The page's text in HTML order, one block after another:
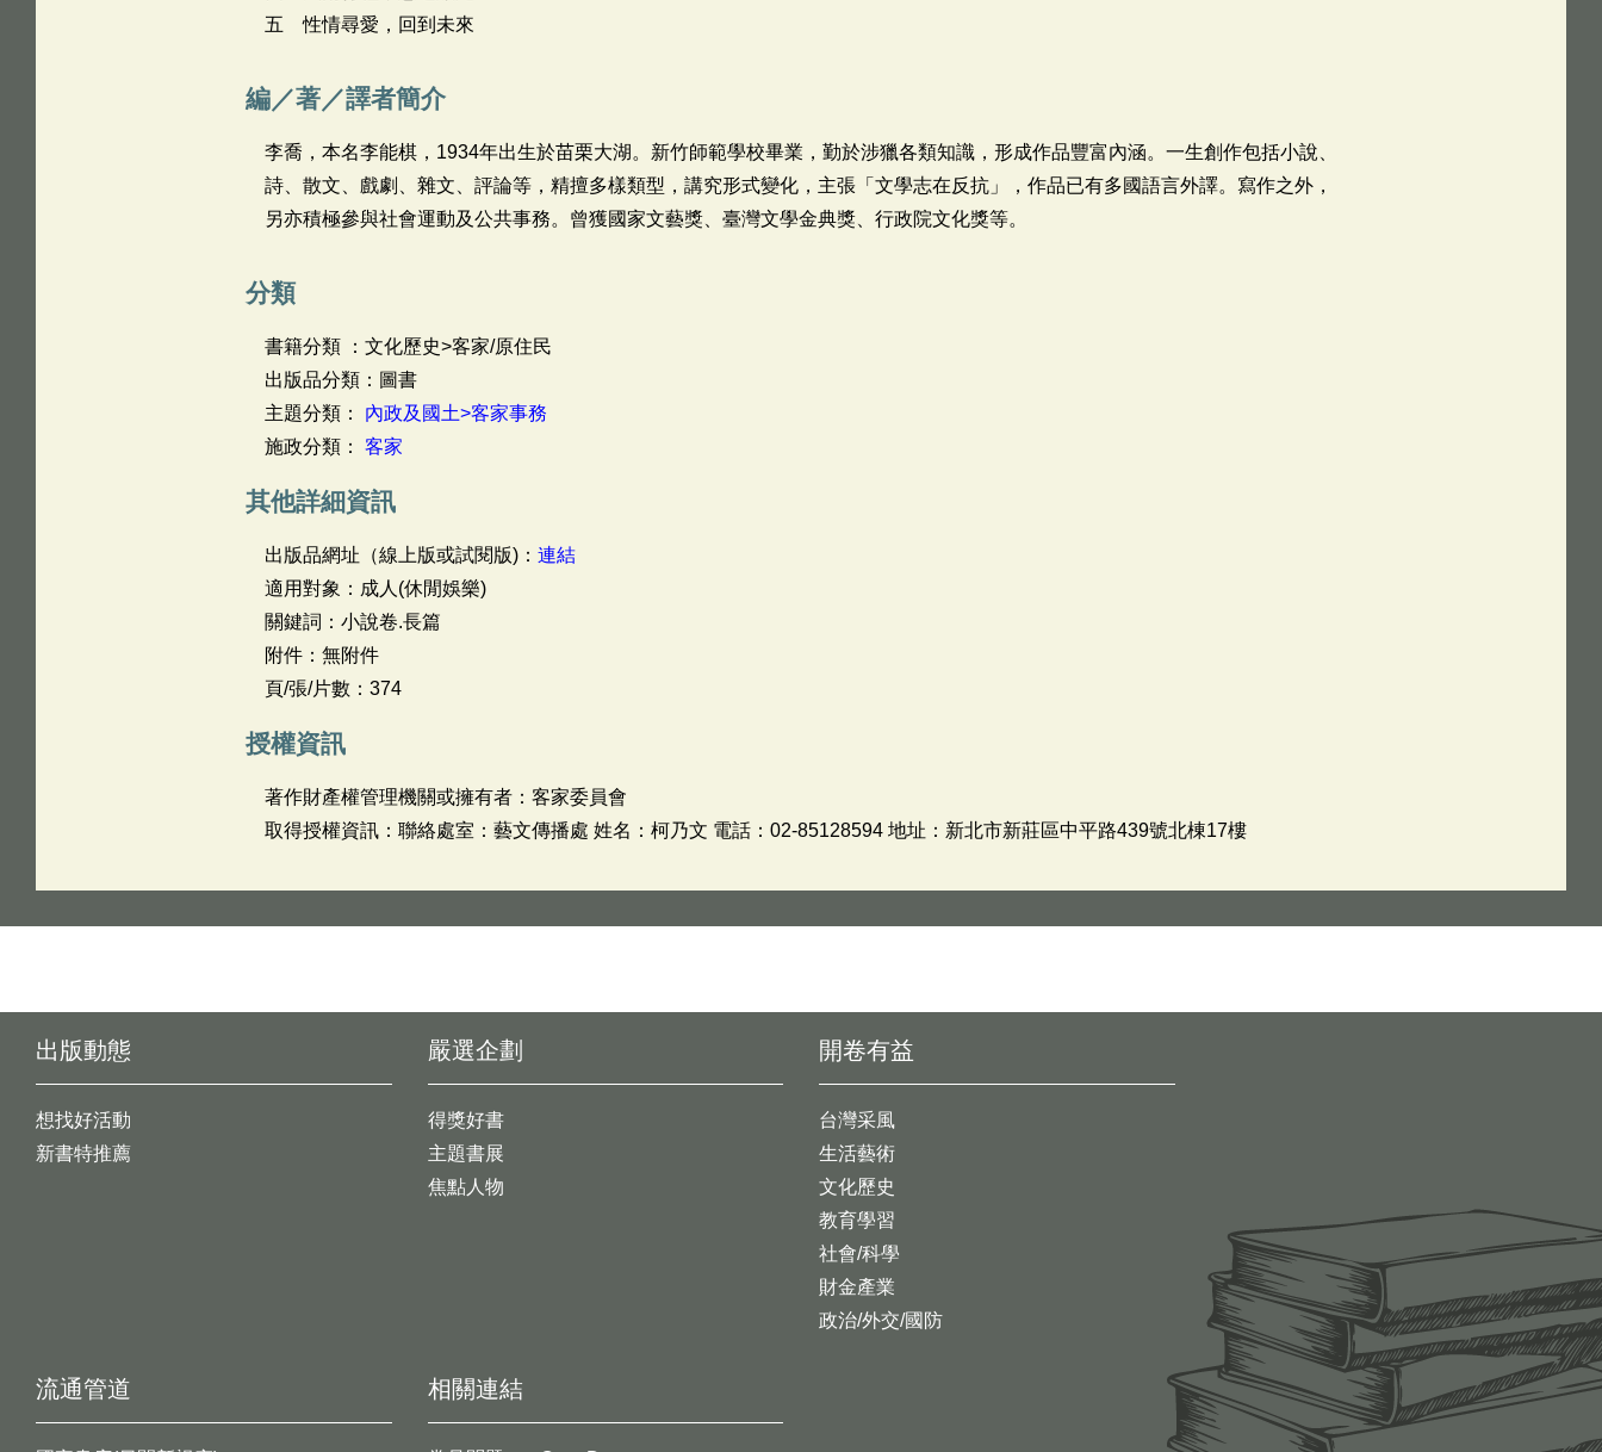
五 性情尋愛，回到未來
編／著／譯者簡介
李喬，本名李能棋，1934年出生於苗栗大湖。新竹師範學校畢業，勤於涉獵各類知識，形成作品豐富內涵。一生創作包括小說、
詩、散文、戲劇、雜文、評論等，精擅多樣類型，講究形式變化，主張「文學志在反抗」，作品已有多國語言外譯。寫作之外，
另亦積極參與社會運動及公共事務。曾獲國家文藝獎、臺灣文學金典獎、行政院文化獎等。
分類
書籍分類 ：文化歷史>客家/原住民
出版品分類：圖書
主題分類： 內政及國土>客家事務
施政分類： 客家
其他詳細資訊
出版品網址（線上版或試閱版)： 連結
適用對象：成人(休閒娛樂)
關鍵詞：小說卷.長篇
附件：無附件
頁/張/片數：374
授權資訊
著作財產權管理機關或擁有者：客家委員會
取得授權資訊：聯絡處室：藝文傳播處 姓名：柯乃文 電話：02-85128594 地址：新北市新莊區中平路439號北棟17樓
出版動態
想找好活動
新書特推薦
開卷有益
台灣采風
生活藝術
文化歷史
教育學習
社會/科學
財金產業
政治/外交/國防
嚴選企劃
得獎好書
主題書展
焦點人物
流通管道 相關連結